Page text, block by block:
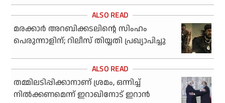
മരക്കാര്‍ അറബിക്കടലിന്റെ സിംഹം
പെരുന്നാളിന്; റിലീസ് തിയ്യതി പ്രഖ്യാപിച്ചു
തമ്മിലടിപ്പിക്കാനാണ് ശ്രമം, ഒന്നിച്ച്
നില്‍ക്കണമെന്ന് ഇറാഖിനോട് ഇറാന്‍